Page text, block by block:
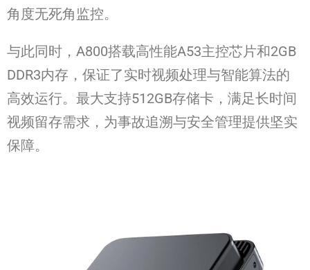
角度无死角监控。
与此同时，A800搭载高性能A53主控芯片和2GB
DDR3内存，保证了实时视频处理与智能算法的
高效运行。最大支持512GB存储卡，满足长时间
视频留存需求，为事故追溯与安全管理提供坚实
保障。